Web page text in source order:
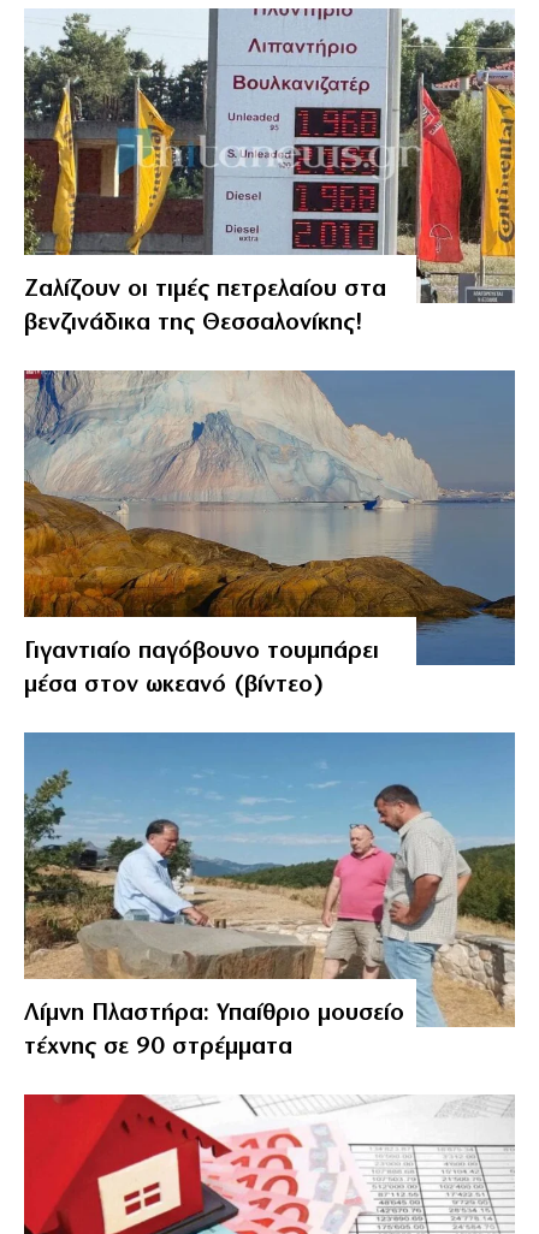
Ζαλίζουν οι τιμές πετρελαίου στα
βενζινάδικα της Θεσσαλονίκης!
Γιγαντιαίο παγόβουνο τουμπάρει
μέσα στον ωκεανό (βίντεο)
Λίμνη Πλαστήρα: Υπαίθριο μουσείο
τέχνης σε 90 στρέμματα